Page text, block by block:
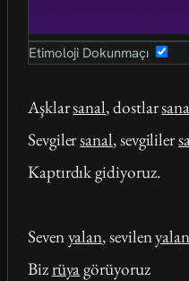
Etimoloji Dokunmaçı
Aşklarsanal, dostlar
Sevgilersanal, sevgililer
Kaptırdık gidiyoruz.
Sevenyalan, sevilenyalan
Bizrüyagörüyoruz